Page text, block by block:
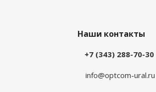
Наши контакты
+7 (343) 288-70-30
info@optcom-ural.ru